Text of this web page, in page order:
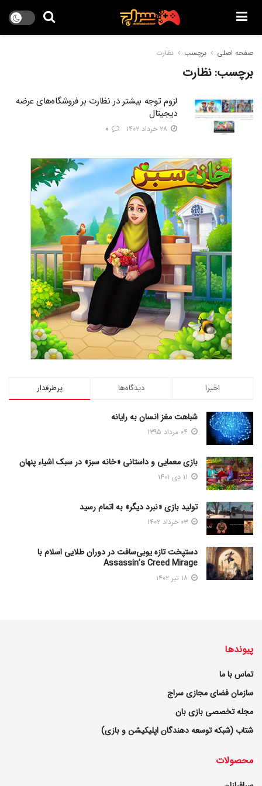
صفحه اصلی برچسب نظارت
برچسب:نظارت
لزوم توجه بیشتر در نظارت بر فروشگاه‌های عرضه
دیجیتال
پرطرفدار دیدگاه‌ها اخیرا
شباهت مغز انسان به رایانه
بازی معمایی و داستانی «خانه سبز» در سبک اشیاء پنهان
تولید بازی «نبرد دیگر» به اتمام رسید
دستپخت تازه یوبی‌سافت در دوران طلایی اسلام با
Assassin’s Creed Mirage
پیوندها
تماس با ما
سازمان فضای مجازی سراج
مجله تخصصی بازی بان
شتاب (شبکه توسعه دهندگان اپلیکیشن و بازی)
محصولات